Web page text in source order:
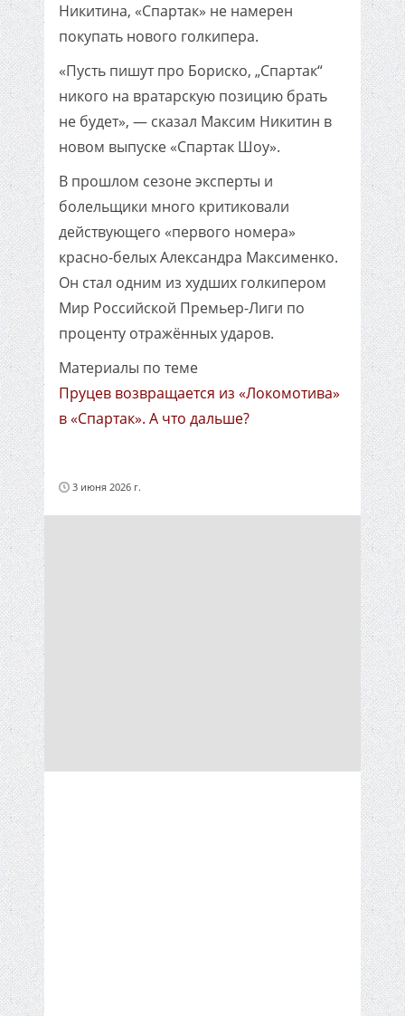
Никитина, «Спартак» не намерен
покупать нового голкипера.
«Пусть пишут про Бориско, „Спартак“
никого на вратарскую позицию брать
не будет», — сказал Максим Никитин в
новом выпуске «Спартак Шоу».
В прошлом сезоне эксперты и
болельщики много критиковали
действующего «первого номера»
красно-белых Александра Максименко.
Он стал одним из худших голкипером
Мир Российской Премьер-Лиги по
проценту отражённых ударов.
Материалы по теме
Пруцев возвращается из «Локомотива»
в «Спартак». А что дальше?
3 июня 2026 г.